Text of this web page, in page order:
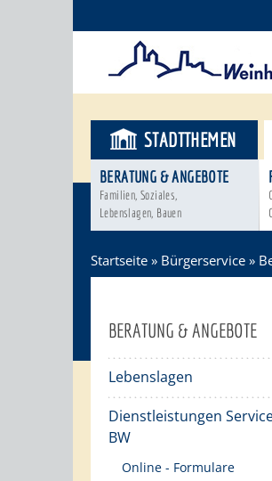
STADTTHEMEN
BERATUNG & ANGEBOTE
Familien, Soziales,
Lebenslagen, Bauen
Startseite » Bürgerservice »
BERATUNG & ANGEBOTE
Lebenslagen
Dienstleistungen
BW
Online - Formulare